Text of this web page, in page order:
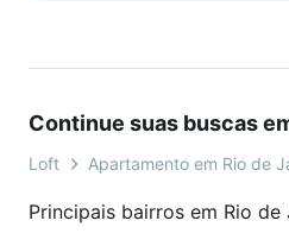
Continue suas buscas
Loft Apartamento em Rio de